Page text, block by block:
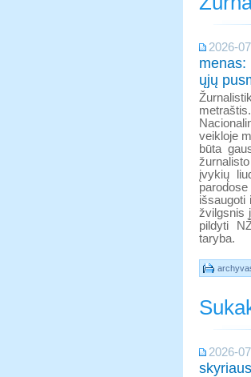
2026-
menas:
ųjų
veikloje
būta
įvykių
išsaugoti
žvilgsnis
pildyti
taryba.
2026-